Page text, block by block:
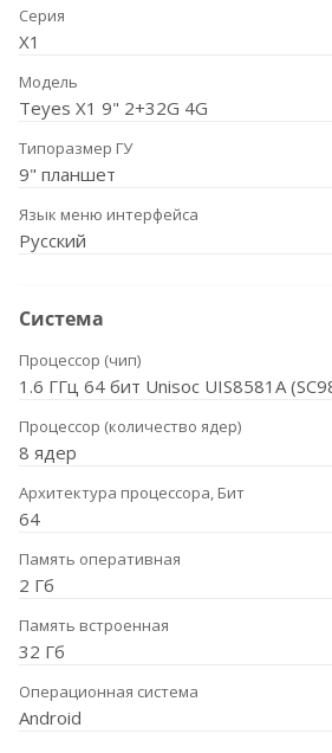
Серия
X1
Модель
Teyes X1 9" 2+32G 4G
Типоразмер ГУ
9" планшет
Язык меню интерфейса
Русский
Система
Процессор (чип)
1.6 ГГц 64 бит Unisoc UIS8581A
Процессор (количество ядер)
8 ядер
Архитектура процессора, Бит
64
Память оперативная
2 Гб
Память встроенная
32 Гб
Операционная система
Android